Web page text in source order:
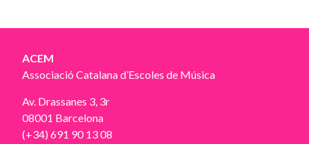
ACEM
Associació Catalana d’Escoles de Música
Av. Drassanes 3, 3r
08001 Barcelona
(+34) 691 90 13 08